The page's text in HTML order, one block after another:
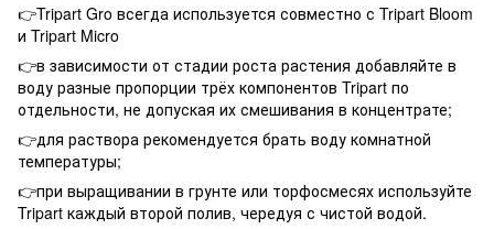
👉Tripart Gro всегда используется совместно с Tripart Bloom
и Tripart Micro
👉в зависимости от стадии роста растения добавляйте в
воду разные пропорции трёх компонентов Tripart по
отдельности, не допуская их смешивания в концентрате;
👉для раствора рекомендуется брать воду комнатной
температуры;
👉при выращивании в грунте или торфосмесях используйте
Tripart каждый второй полив, чередуя с чистой водой.